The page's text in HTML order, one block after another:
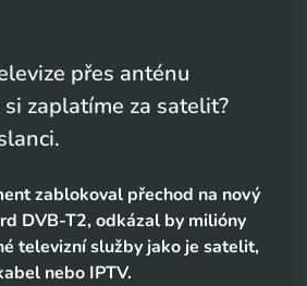
přes anténu
zaplatíme za satelit?
zablokoval přechod na nový
DVB-T2, odkázal by milióny
televizní služby jako je satelit,
nebo IPTV.